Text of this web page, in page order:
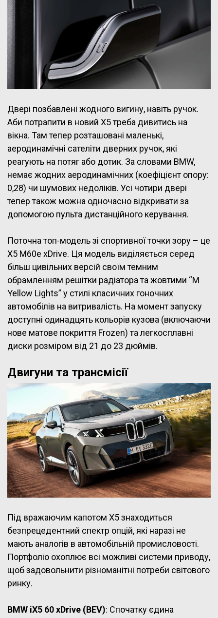
Двері позбавлені жодного вигину, навіть ручок.
Аби потрапити в новий X5 треба дивитись на
вікна. Там тепер розташовані маленькі,
аеродинамічні сателіти дверних ручок, які
реагують на потяг або дотик. За словами BMW,
немає жодних аеродинамічних (коефіцієнт опору:
0,28) чи шумових недоліків. Усі чотири двері
тепер також можна одночасно відкривати за
допомогою пульта дистанційного керування.
Поточна топ-модель зі спортивної точки зору – це
X5 M60e xDrive. Ця модель виділяється серед
більш цивільних версій своїм темним
обрамленням решітки радіатора та жовтими “M
Yellow Lights” у стилі класичних гоночних
автомобілів на витривалість. На момент запуску
доступні одинадцять кольорів кузова (включаючи
нове матове покриття Frozen) та легкосплавні
диски розміром від 21 до 23 дюймів.
Двигуни та трансмісії
Під вражаючим капотом X5 знаходиться
безпрецедентний спектр опцій, які наразі не
мають аналогів в автомобільній промисловості.
Портфоліо охоплює всі можливі системи приводу,
щоб задовольнити різноманітні потреби світового
ринку.
BMW iX5 60 xDrive (BEV): Спочатку єдина